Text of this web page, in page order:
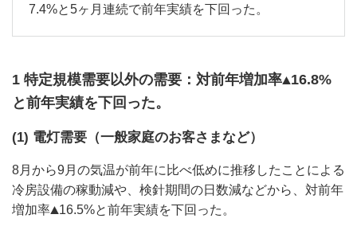
7.4%と5ヶ月連続で前年実績を下回った。
1 特定規模需要以外の需要：対前年増加率 16.8%
と前年実績を下回った。
(1) 電灯需要（一般家庭のお客さまなど）
8月から9月の気温が前年に比べ低めに推移したことによる
冷房設備の稼動減や、検針期間の日数減などから、対前年
増加率
16.5%と前年実績を下回った。